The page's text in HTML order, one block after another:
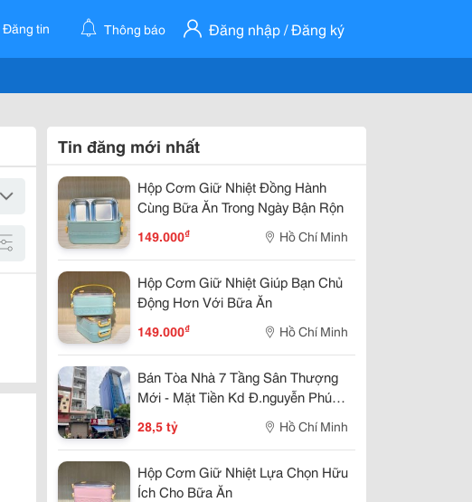
Đăng tin Thông báo Đăng nhập / Đăng ký
Tin đăng mới nhất
Hộp Cơm Giữ Nhiệt Đồng Hành
Cùng Bữa Ăn Trong Ngày Bận Rộn
149.000₫ Hồ Chí Minh
Hộp Cơm Giữ Nhiệt Giúp Bạn Chủ
Động Hơn Với Bữa Ăn
149.000₫ Hồ Chí Minh
Bán Tòa Nhà 7 Tầng Sân Thượng
Mới - Mặt Tiền Kd Đ.nguyễn Phúc
Nguyên, Quận 3 - Vị Trí Siêu Đẹp
View Cc Cao Cấp & Xung Quanh
Xây Cao Tầng
28,5 tỷ Hồ Chí Minh
Hộp Cơm Giữ Nhiệt Lựa Chọn Hữu
Ích Cho Bữa Ăn